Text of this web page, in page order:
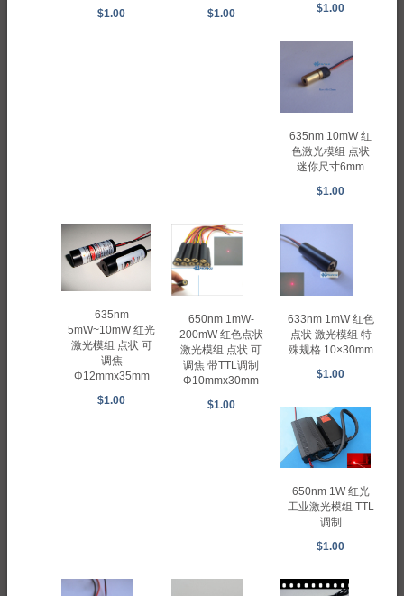
$1.00
$1.00
$1.00
635nm 10mW 红
色激光模组 点状
迷你尺寸6mm
$1.00
635nm
5mW~10mW 红光
激光模组 点状 可
调焦
Φ12mmx35mm
$1.00
650nm 1mW-
200mW 红色点状
激光模组 点状 可
调焦 带TTL调制
Φ10mmx30mm
$1.00
633nm 1mW 红色
点状 激光模组 特
殊规格 10×30mm
$1.00
650nm 1W 红光
工业激光模组 TTL
调制
$1.00